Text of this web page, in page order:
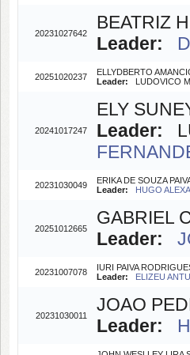
20231027642
BEATRIZ
Leader:
20251020237
ELLYDBERTO
Leader: LUDOVICO
20241017247
ELY
Leader:
20231030049
ERIKA DE SOUZA
Leader:
HUGO
20251012665
GABRIEL
Leader:
20231007078
IURI PAIVA
Leader:
ELIZEU
20231030011
JOAO
Leader: